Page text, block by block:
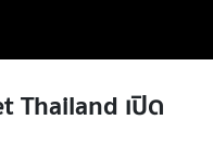
Thailand เปิด